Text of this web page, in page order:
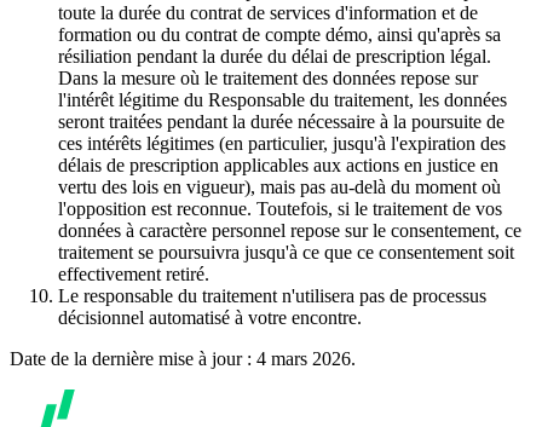
toute la durée du contrat de services d'information et de
formation ou du contrat de compte démo, ainsi qu'après sa
résiliation pendant la durée du délai de prescription légal.
Dans la mesure où le traitement des données repose sur
l'intérêt légitime du Responsable du traitement, les données
seront traitées pendant la durée nécessaire à la poursuite de
ces intérêts légitimes (en particulier, jusqu'à l'expiration des
délais de prescription applicables aux actions en justice en
vertu des lois en vigueur), mais pas au-delà du moment où
l'opposition est reconnue. Toutefois, si le traitement de vos
données à caractère personnel repose sur le consentement, ce
traitement se poursuivra jusqu'à ce que ce consentement soit
effectivement retiré.
Le responsable du traitement n'utilisera pas de processus
décisionnel automatisé à votre encontre.
Date de la dernière mise à jour : 4 mars 2026.